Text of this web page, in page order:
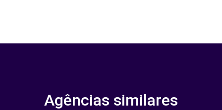
Agências similares